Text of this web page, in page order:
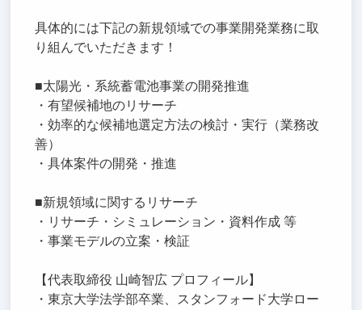
具体的には下記の新規領域での事業開発業務に取
り組んでいただきます！
■太陽光・系統蓄電池事業の開発推進
・有望候補地のリサーチ
・効率的な候補地選定方法の検討・実行（業務改
善）
・具体案件の開発・推進
■新規領域に関するリサーチ
・リサーチ・シミュレーション・資料作成 等
・事業モデルの立案・検証
【代表取締役 山崎智広 プロフィール】
・東京大学法学部卒業、スタンフォード大学ロー